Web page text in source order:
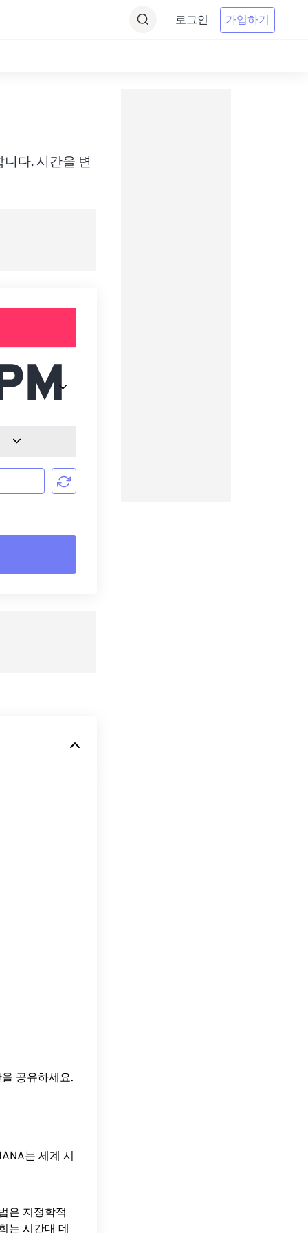
로그인 가입하기
다. 시간을 변
공유하세요.
는 세계 시
은 지정학적
는 시간대 데